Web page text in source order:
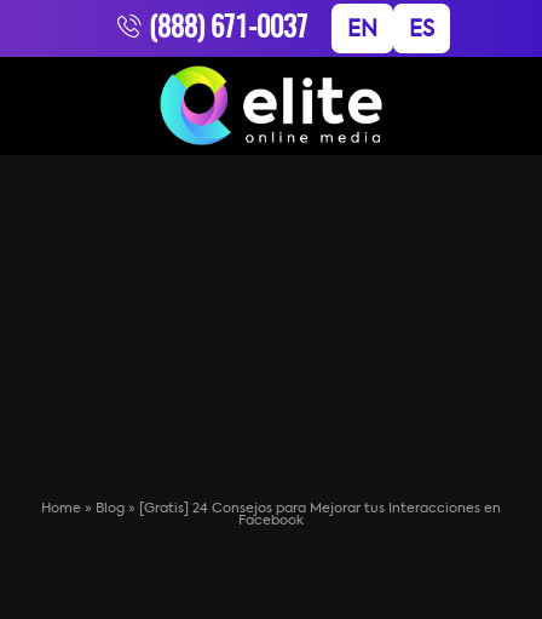
(888) 671-0037 EN ES
Home » Blog »
[Gratis] 24 Consejos para Mejorar tus Interacciones en
Facebook